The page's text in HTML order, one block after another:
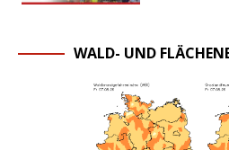
WALD- UND